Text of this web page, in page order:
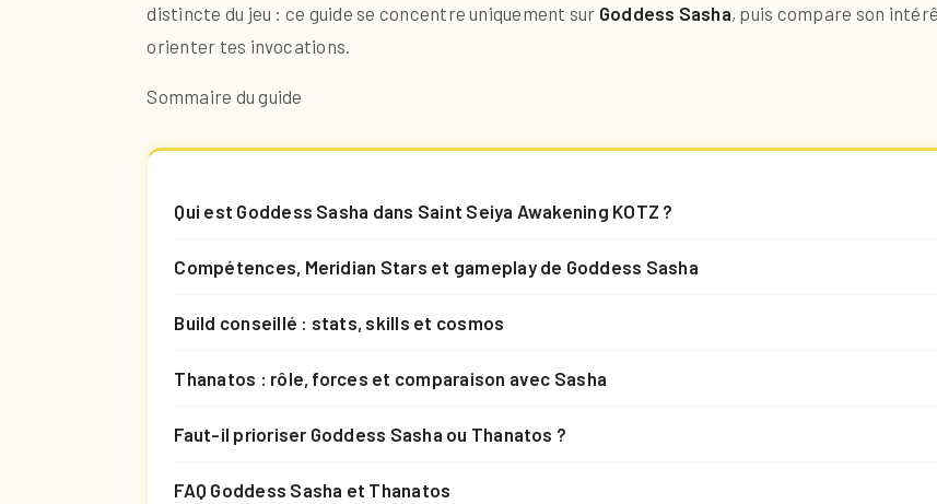
distincte du jeu : ce guide se concentre uniquement sur Goddess Sasha, puis compare son
orienter tes invocations.
Sommaire du guide
Qui est Goddess Sasha dans Saint Seiya Awakening KOTZ ?
Compétences, Meridian Stars et gameplay de Goddess Sasha
Build conseillé : stats, skills et cosmos
Thanatos : rôle, forces et comparaison avec Sasha
Faut-il prioriser Goddess Sasha ou Thanatos ?
FAQ Goddess Sasha et Thanatos